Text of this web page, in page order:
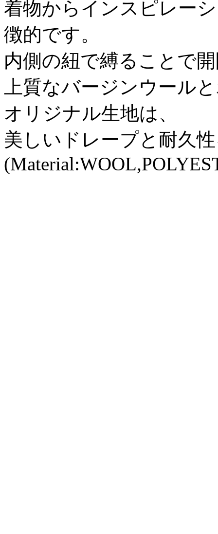
着物からインスピレー
徴的です。
内側の紐で縛ることで
上質なバージンウール
オリジナル生地は、
美しいドレープと耐久